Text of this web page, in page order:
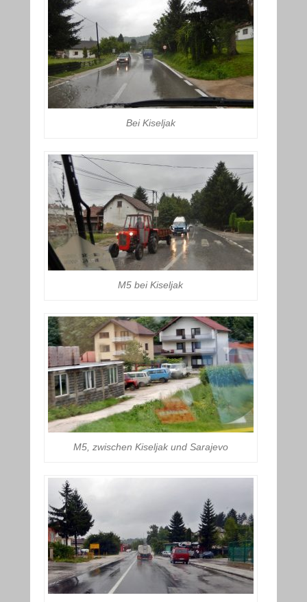
Bei Kiseljak
M5 bei Kiseljak
M5, zwischen Kiseljak und Sarajevo